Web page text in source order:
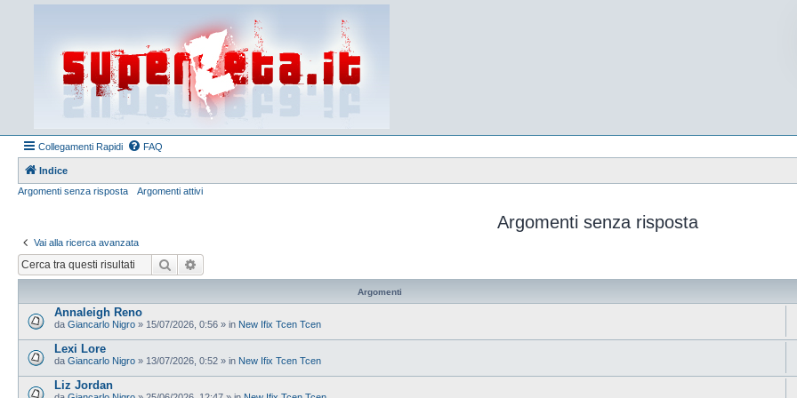
Collegamenti Rapidi FAQ
Indice
Argomenti senza risposta
Argomenti attivi
Argomenti senza risposta
Vai alla ricerca avanzata
Cerca
Argomenti
Annaleigh Reno
da Giancarlo Nigro » 15/07/2026, 0:56 » in New Ifix Tcen Tcen
Lexi Lore
da Giancarlo Nigro » 13/07/2026, 0:52 » in New Ifix Tcen Tcen
Liz Jordan